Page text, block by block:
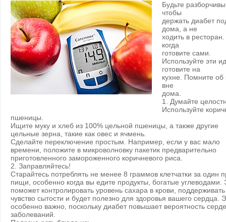
Будьте
чтобы
держать диабет
дома, а не
ходить в
когда
готовите сами.
Используйте эти
готовите на
кухне. Помните об
вне
дома.
1. Думайте
Используйте
пшеницы.
Ищите муку и хлеб из 100% цельной пшеницы, а также другие
цельные зерна, такие как овес и ячмень.
Сделайте переключение простым. Например, если у вас мало
времени, положите в микроволновку пакетик предварительно
приготовленного замороженного коричневого риса.
2. Заправляйтесь!
Старайтесь потреблять не менее 8 граммов клетчатки за один
пищи, особенно когда вы едите продукты, богатые углеводами.
поможет контролировать уровень сахара в крови, поддерживать
чувство сытости и будет полезно для здоровья вашего сердца.
особенно важно, поскольку диабет повышает вероятность
заболеваний.